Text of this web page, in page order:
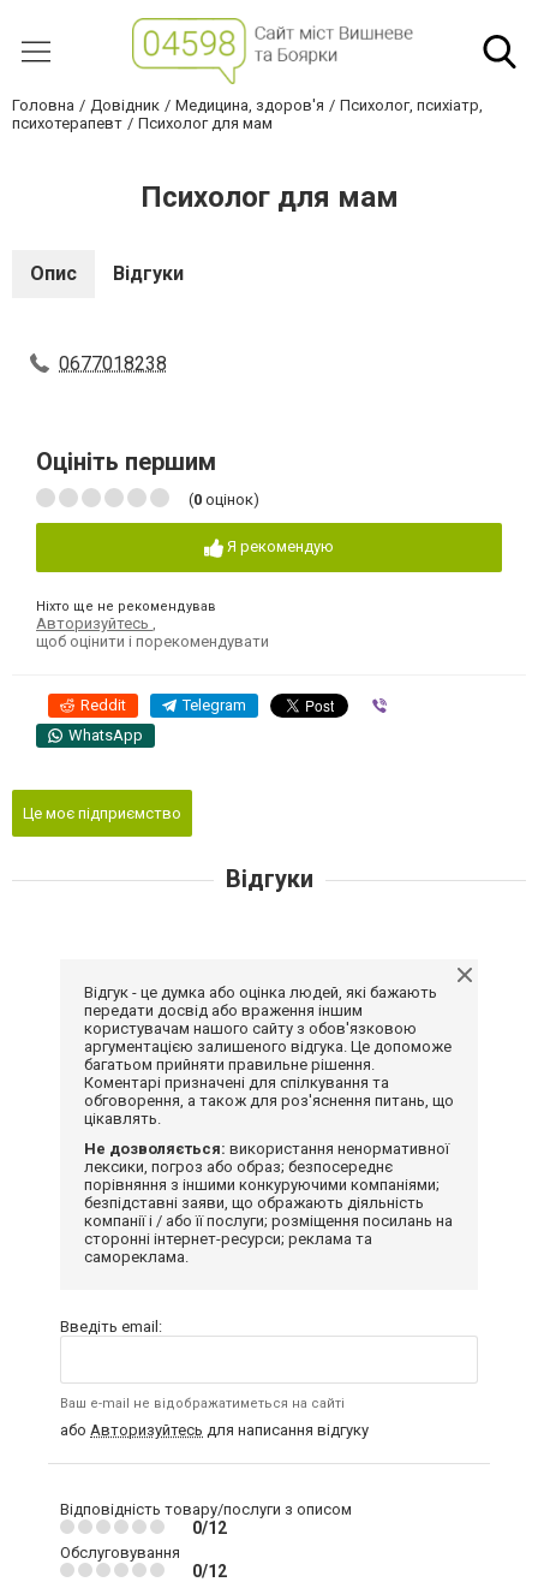
Головна Довідник Медицина, здоров'я
Психолог, психіатр,
психотерапевт
Психолог для мам
Психолог для мам
Опис Відгуки
0677018238
Оцініть першим
(0 оцінок)
Я рекомендую
Ніхто ще не рекомендував
Авторизуйтесь
щоб оцінити і порекомендувати
Reddit Telegram
WhatsApp
Це моє підприємство
Відгуки
Відгук - це думка або оцінка людей, які бажають
передати досвід або враження іншим
користувачам нашого сайту з обов'язковою
аргументацією залишеного відгука. Це допоможе
багатьом прийняти правильне рішення.
Коментарі призначені для спілкування та
обговорення, а також для роз'яснення питань, що
цікавлять.
Не дозволяється: використання ненормативної
лексики, погроз або образ; безпосереднє
порівняння з іншими конкуруючими компаніями;
безпідставні заяви, що ображають діяльність
компанії і / або її послуги; розміщення посилань на
сторонні інтернет-ресурси; реклама та
самореклама.
Введіть email:
Ваш e-mail не відображатиметься на сайті
або Авторизуйтесь для написання відгуку
Відповідність товару/послуги з описом
0/12
Обслуговування
0/12